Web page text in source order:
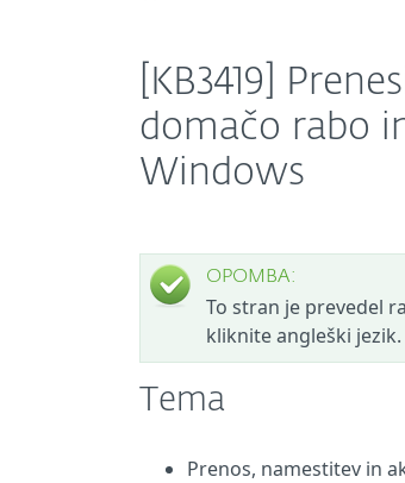
[KB3419]
domačo rabo
Windows
OPOMBA:
To stran je prevedel
kliknite angleški
Tema
Prenos, namestitev in